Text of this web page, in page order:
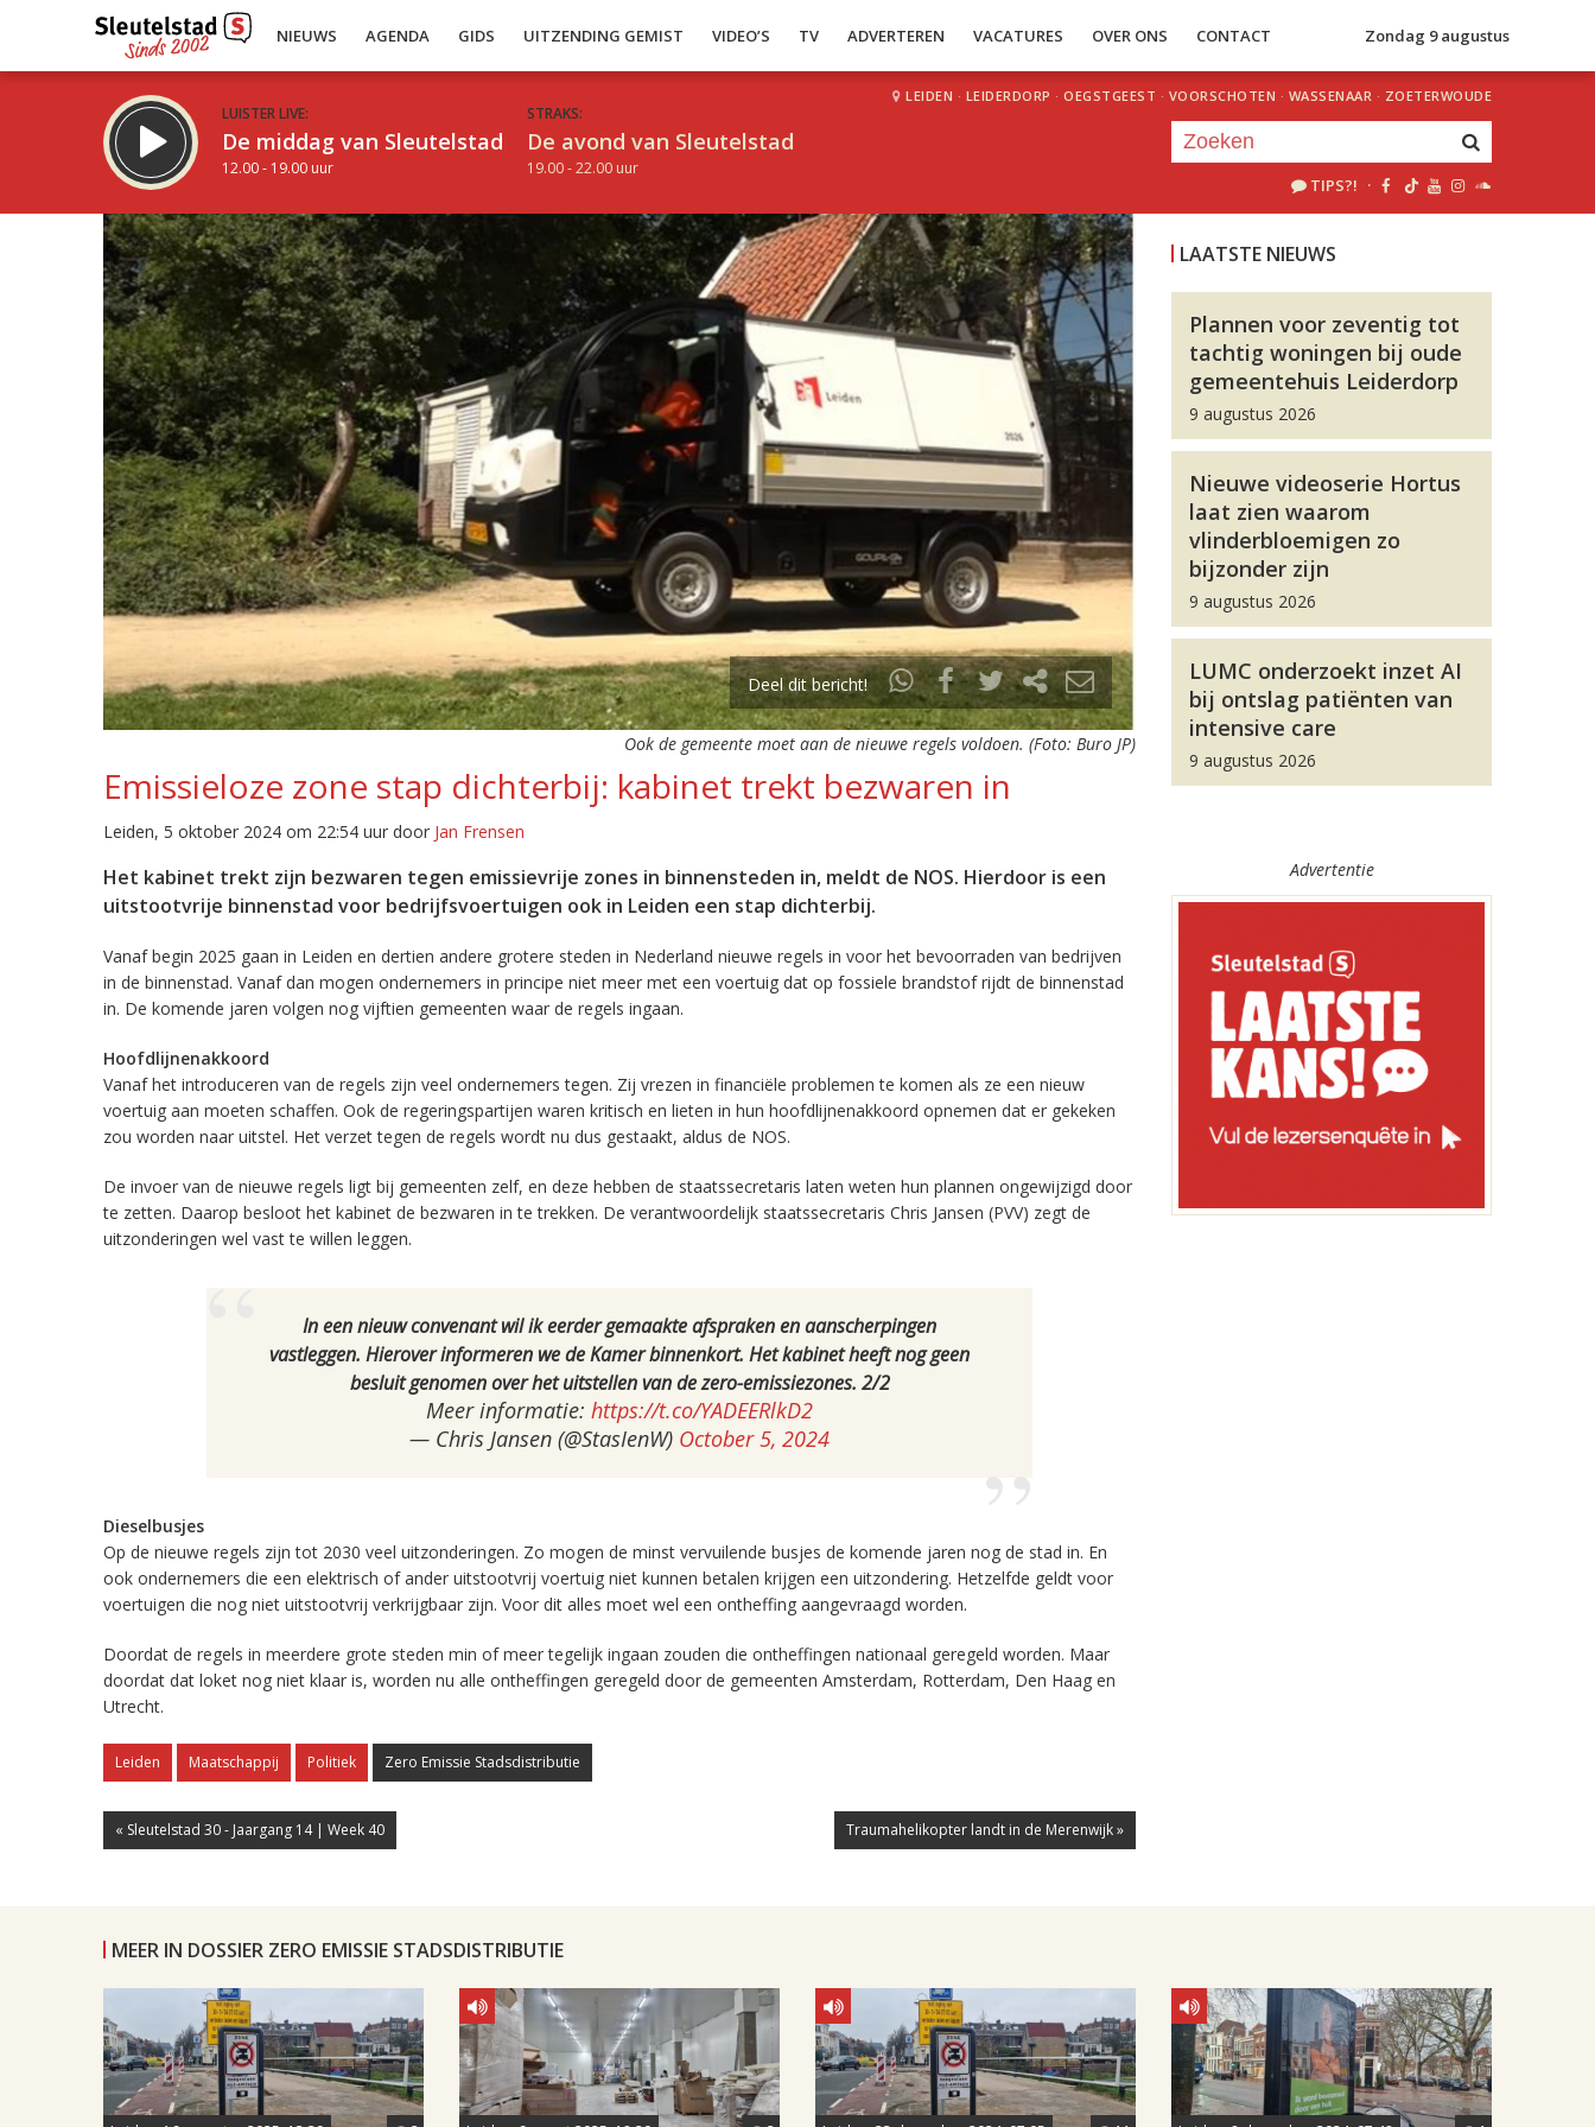
NIEUWS AGENDA GIDS UITZENDING GEMIST VIDEO’S TV ADVERTEREN VACATURES OVER ONS CONTACT Zondag 9 augustus
LUISTER LIVE:
De middag van Sleutelstad
12.00 - 19.00 uur
STRAKS:
De avond van Sleutelstad
19.00 - 22.00 uur
LEIDEN · LEIDERDORP · OEGSTGEEST · VOORSCHOTEN · WASSENAAR · ZOETERWOUDE
TIPS?! ·
Inklappen
Deel dit bericht!
Ook de gemeente moet aan de nieuwe regels voldoen. (Foto: Buro JP)
Emissieloze zone stap dichterbij: kabinet trekt bezwaren in
Leiden, 5 oktober 2024 om 22:54 uur door Jan Frensen
Het kabinet trekt zijn bezwaren tegen emissievrije zones in binnensteden in, meldt de NOS. Hierdoor is een
uitstootvrije binnenstad voor bedrijfsvoertuigen ook in Leiden een stap dichterbij.
Vanaf begin 2025 gaan in Leiden en dertien andere grotere steden in Nederland nieuwe regels in voor het bevoorraden van bedrijven
in de binnenstad. Vanaf dan mogen ondernemers in principe niet meer met een voertuig dat op fossiele brandstof rijdt de binnenstad
in. De komende jaren volgen nog vijftien gemeenten waar de regels ingaan.
Hoofdlijnenakkoord
Vanaf het introduceren van de regels zijn veel ondernemers tegen. Zij vrezen in financiële problemen te komen als ze een nieuw
voertuig aan moeten schaffen. Ook de regeringspartijen waren kritisch en lieten in hun hoofdlijnenakkoord opnemen dat er gekeken
zou worden naar uitstel. Het verzet tegen de regels wordt nu dus gestaakt, aldus de NOS.
De invoer van de nieuwe regels ligt bij gemeenten zelf, en deze hebben de staatssecretaris laten weten hun plannen ongewijzigd door
te zetten. Daarop besloot het kabinet de bezwaren in te trekken. De verantwoordelijk staatssecretaris Chris Jansen (PVV) zegt de
uitzonderingen wel vast te willen leggen.
In een nieuw convenant wil ik eerder gemaakte afspraken en aanscherpingen
vastleggen. Hierover informeren we de Kamer binnenkort. Het kabinet heeft nog geen
besluit genomen over het uitstellen van de zero-emissiezones. 2/2
Meer informatie: https://t.co/YADEERlkD2
— Chris Jansen (@StasIenW) October 5, 2024
Dieselbusjes
Op de nieuwe regels zijn tot 2030 veel uitzonderingen. Zo mogen de minst vervuilende busjes de komende jaren nog de stad in. En
ook ondernemers die een elektrisch of ander uitstootvrij voertuig niet kunnen betalen krijgen een uitzondering. Hetzelfde geldt voor
voertuigen die nog niet uitstootvrij verkrijgbaar zijn. Voor dit alles moet wel een ontheffing aangevraagd worden.
Doordat de regels in meerdere grote steden min of meer tegelijk ingaan zouden die ontheffingen nationaal geregeld worden. Maar
doordat dat loket nog niet klaar is, worden nu alle ontheffingen geregeld door de gemeenten Amsterdam, Rotterdam, Den Haag en
Utrecht.
Leiden Maatschappij Politiek Zero Emissie Stadsdistributie
« Sleutelstad 30 - Jaargang 14 | Week 40 Traumahelikopter landt in de Merenwijk »
LAATSTE NIEUWS
Plannen voor zeventig tot
tachtig woningen bij oude
gemeentehuis Leiderdorp
9 augustus 2026
Nieuwe videoserie Hortus
laat zien waarom
vlinderbloemigen zo
bijzonder zijn
9 augustus 2026
LUMC onderzoekt inzet AI
bij ontslag patiënten van
intensive care
9 augustus 2026
Advertentie
MEER IN DOSSIER ZERO EMISSIE STADSDISTRIBUTIE